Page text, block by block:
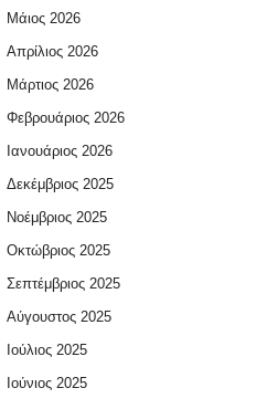
Μάιος 2026
Απρίλιος 2026
Μάρτιος 2026
Φεβρουάριος 2026
Ιανουάριος 2026
Δεκέμβριος 2025
Νοέμβριος 2025
Οκτώβριος 2025
Σεπτέμβριος 2025
Αύγουστος 2025
Ιούλιος 2025
Ιούνιος 2025